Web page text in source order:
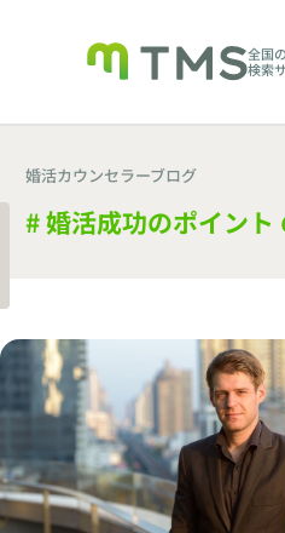
全国
検索
婚活カウンセラーブログ
# 婚活成功のポイン